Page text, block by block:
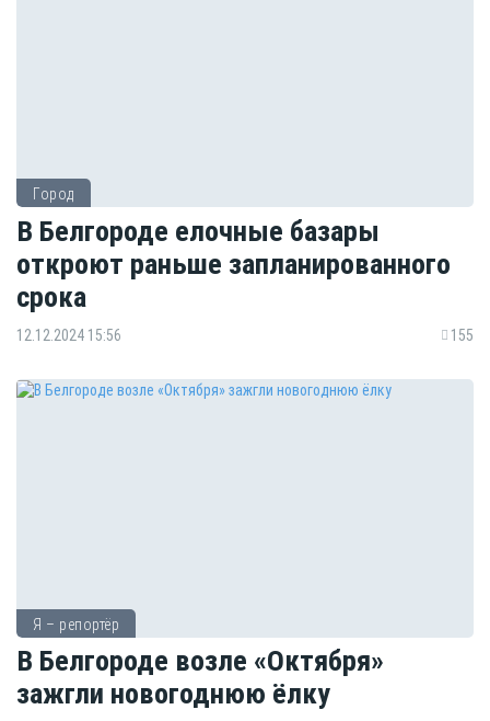
Город
В Белгороде елочные базары
откроют раньше запланированного
срока
12.12.2024 15:56 155
Я – репортёр
В Белгороде возле «Октября»
зажгли новогоднюю ёлку